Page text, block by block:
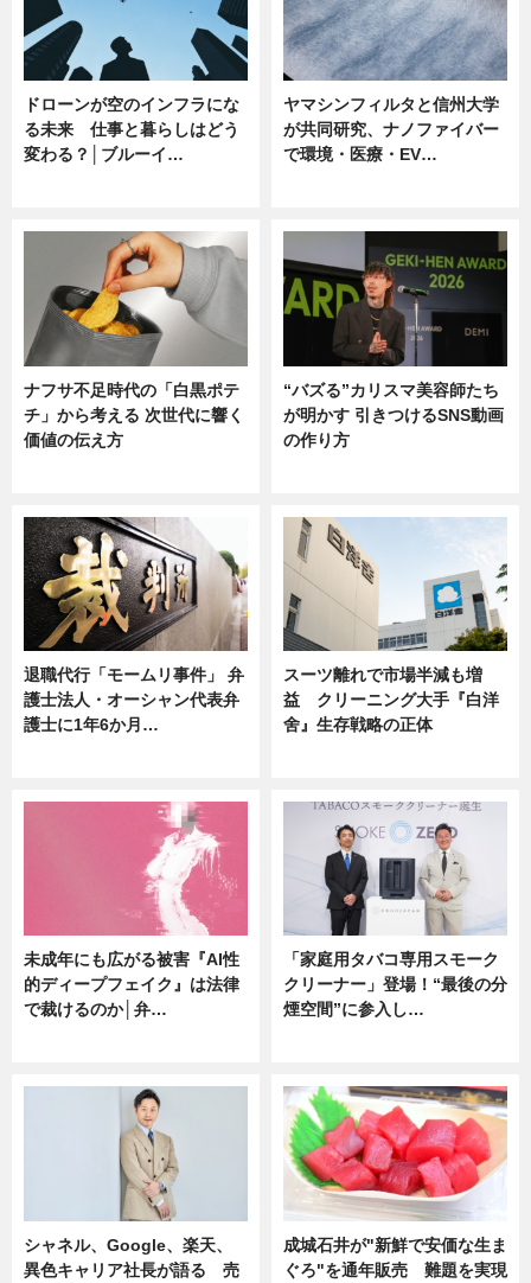
ドローンが空のインフラにな
る未来 仕事と暮らしはどう
変わる？│ブルーイ…
ヤマシンフィルタと信州大学
が共同研究、ナノファイバー
で環境・医療・EV…
ナフサ不足時代の「白黒ポテ
チ」から考える 次世代に響く
価値の伝え方
“バズる”カリスマ美容師たち
が明かす 引きつけるSNS動画
の作り方
退職代行「モームリ事件」 弁
護士法人・オーシャン代表弁
護士に1年6か月…
スーツ離れで市場半減も増
益 クリーニング大手『白洋
舍』生存戦略の正体
未成年にも広がる被害『AI性
的ディープフェイク』は法律
で裁けるのか│弁…
「家庭用タバコ専用スモーク
クリーナー」登場！“最後の分
煙空間”に参入し…
シャネル、Google、楽天、
異色キャリア社長が語る 売
成城石井が"新鮮で安価な生ま
ぐろ"を通年販売 難題を実現